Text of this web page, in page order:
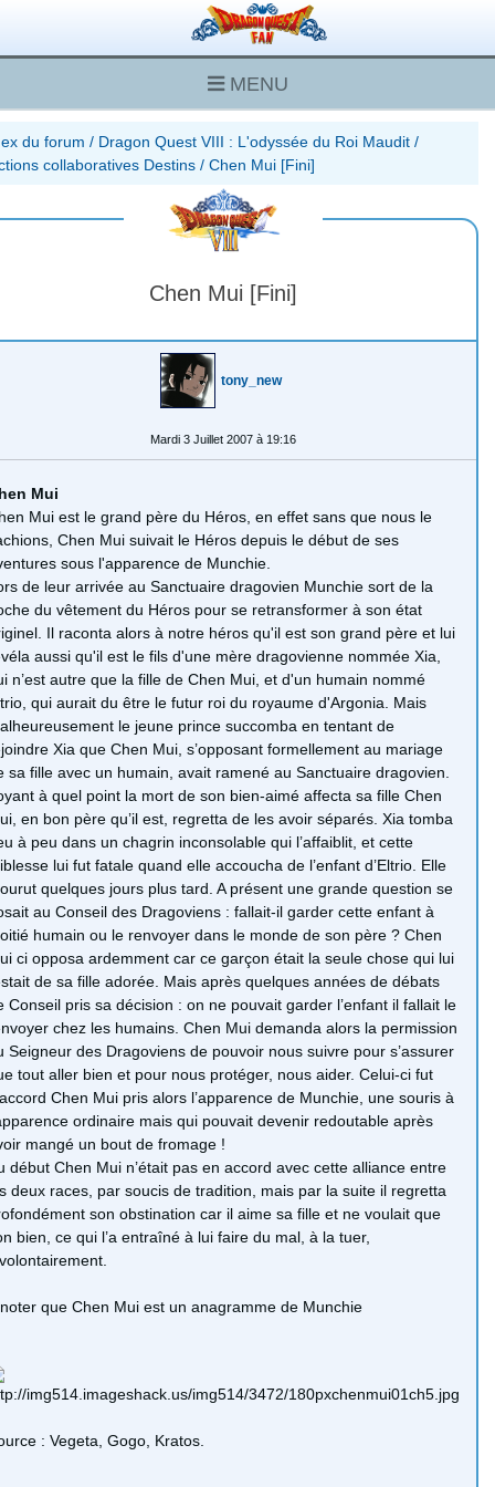
MENU
du forum / Dragon Quest VIII : L'odyssée du Roi Maudit /
collaboratives Destins / Chen Mui [Fini]
Chen Mui [Fini]
tony_new
Mardi 3 Juillet 2007 à 19:16
Mui
Mui est le grand père du Héros, en effet sans que nous le
Chen Mui suivait le Héros depuis le début de ses
sous l'apparence de Munchie.
de leur arrivée au Sanctuaire dragovien Munchie sort de la
du vêtement du Héros pour se retransformer à son état
Il raconta alors à notre héros qu'il est son grand père et lui
aussi qu'il est le fils d'une mère dragovienne nommée Xia,
n’est autre que la fille de Chen Mui, et d'un humain nommé
qui aurait du être le futur roi du royaume d'Argonia. Mais
le jeune prince succomba en tentant de
Xia que Chen Mui, s’opposant formellement au mariage
sa fille avec un humain, avait ramené au Sanctuaire dragovien.
à quel point la mort de son bien-aimé affecta sa fille Chen
en bon père qu’il est, regretta de les avoir séparés. Xia tomba
à peu dans un chagrin inconsolable qui l’affaiblit, et cette
lui fut fatale quand elle accoucha de l’enfant d’Eltrio. Elle
quelques jours plus tard. A présent une grande question se
au Conseil des Dragoviens : fallait-il garder cette enfant à
humain ou le renvoyer dans le monde de son père ? Chen
ci opposa ardemment car ce garçon était la seule chose qui lui
de sa fille adorée. Mais après quelques années de débats
Conseil pris sa décision : on ne pouvait garder l’enfant il fallait le
chez les humains. Chen Mui demanda alors la permission
Seigneur des Dragoviens de pouvoir nous suivre pour s’assurer
tout aller bien et pour nous protéger, nous aider. Celui-ci fut
Chen Mui pris alors l’apparence de Munchie, une souris à
ordinaire mais qui pouvait devenir redoutable après
mangé un bout de fromage !
début Chen Mui n’était pas en accord avec cette alliance entre
deux races, par soucis de tradition, mais par la suite il regretta
son obstination car il aime sa fille et ne voulait que
bien, ce qui l’a entraîné à lui faire du mal, à la tuer,
que Chen Mui est un anagramme de Munchie
: Vegeta, Gogo, Kratos.